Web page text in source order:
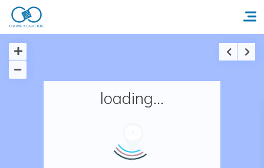
Accueil
loading...